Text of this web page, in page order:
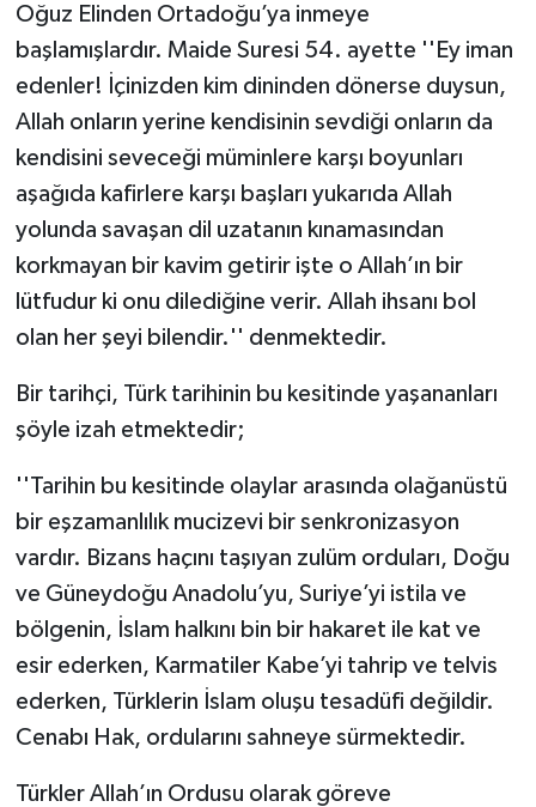
Oğuz Elinden Ortadoğu’ya inmeye
başlamışlardır. Maide Suresi 54. ayette ''Ey iman
edenler! İçinizden kim dininden dönerse duysun,
Allah onların yerine kendisinin sevdiği onların da
kendisini seveceği müminlere karşı boyunları
aşağıda kafirlere karşı başları yukarıda Allah
yolunda savaşan dil uzatanın kınamasından
korkmayan bir kavim getirir işte o Allah’ın bir
lütfudur ki onu dilediğine verir. Allah ihsanı bol
olan her şeyi bilendir.'' denmektedir.
Bir tarihçi, Türk tarihinin bu kesitinde yaşananları
şöyle izah etmektedir;
''Tarihin bu kesitinde olaylar arasında olağanüstü
bir eşzamanlılık mucizevi bir senkronizasyon
vardır. Bizans haçını taşıyan zulüm orduları, Doğu
ve Güneydoğu Anadolu’yu, Suriye’yi istila ve
bölgenin, İslam halkını bin bir hakaret ile kat ve
esir ederken, Karmatiler Kabe’yi tahrip ve telvis
ederken, Türklerin İslam oluşu tesadüfi değildir.
Cenabı Hak, ordularını sahneye sürmektedir.
Türkler Allah’ın Ordusu olarak göreve